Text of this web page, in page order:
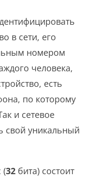
в сети, его
номером
человека,
есть
по которому
и сетевое
свой уникальный
(32 бита) состоит